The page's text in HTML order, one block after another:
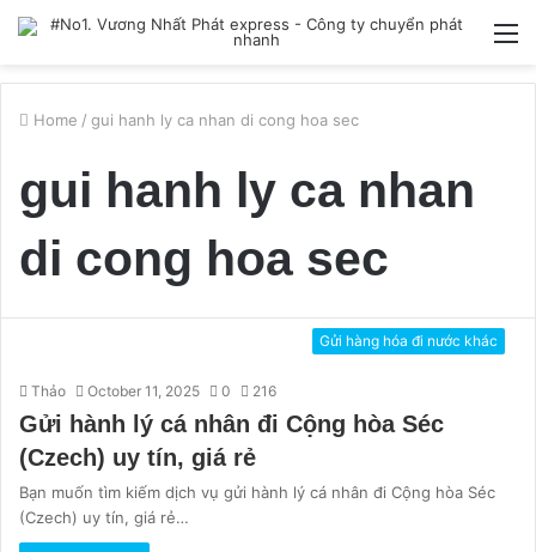
Home / gui hanh ly ca nhan di cong hoa sec
gui hanh ly ca nhan
di cong hoa sec
Gửi hàng hóa đi nước khác
Thảo October 11, 2025 0 216
Gửi hành lý cá nhân đi Cộng hòa Séc
(Czech) uy tín, giá rẻ
Bạn muốn tìm kiếm dịch vụ gửi hành lý cá nhân đi Cộng hòa Séc
(Czech) uy tín, giá rẻ…